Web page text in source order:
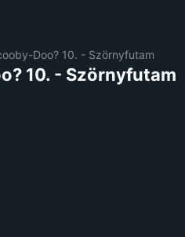
Doo? 10. - Szörnyfutam
10. - Szörnyfutam